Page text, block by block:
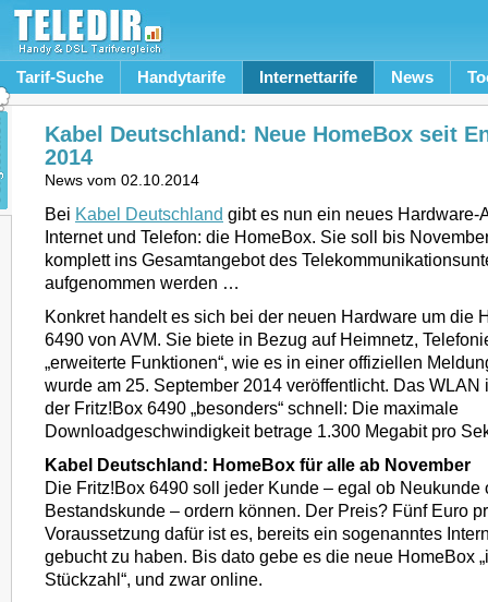
Tarif-Suche Handytarife Internettarife News
Kabel Deutschland: Neue HomeBox seit
2014
News vom 02.10.2014
Bei Kabel Deutschland gibt es nun ein neues Hardware-
Internet und Telefon: die HomeBox. Sie soll bis
komplett ins Gesamtangebot des
aufgenommen werden …
Konkret handelt es sich bei der neuen Hardware um die
6490 von AVM. Sie biete in Bezug auf Heimnetz,
„erweiterte Funktionen“, wie es in einer offiziellen
wurde am 25. September 2014 veröffentlicht. Das WLAN
der Fritz!Box 6490 „besonders“ schnell: Die maximale
Downloadgeschwindigkeit betrage 1.300 Megabit pro
Kabel Deutschland: HomeBox für alle ab November
Die Fritz!Box 6490 soll jeder Kunde – egal ob Neukunde
Bestandskunde – ordern können. Der Preis? Fünf Euro
Voraussetzung dafür ist es, bereits ein sogenanntes
gebucht zu haben. Bis dato gebe es die neue HomeBox
Stückzahl“, und zwar online.